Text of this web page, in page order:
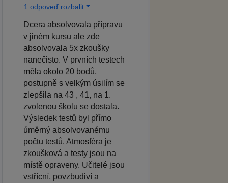
1 odpoveď rozbalit
Dcera absolvovala přípravu
v jiném kursu ale zde
absolvovala 5x zkoušky
nanečisto. V prvních testech
měla okolo 20 bodů,
postupně s velkým úsilím se
zlepšila na 43 , 41, na 1.
zvolenou školu se dostala.
Výsledek testů byl přímo
úměrný absolvovanému
počtu testů. Atmosféra je
zkoušková a testy jsou na
místě opraveny. Učitelé jsou
vstřícní, povzbudiví a